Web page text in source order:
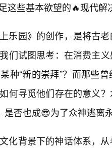
些基本欲望的🔥现代解
乐园》的创作，是将古
们试图思考：在消费主
种“新的崇拜”？而那些
何寻觅他们存在的意义
否也成😎为了众神逃离
化背景下的神话体系，